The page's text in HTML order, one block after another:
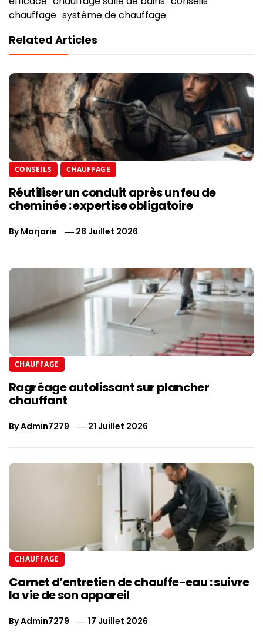
chauffage système de chauffage
Related Articles
CONSEILS CHAUFFAGE
Réutiliser un conduit après un feu de
cheminée : expertise obligatoire
ByMarjorie 28 Juillet 2026
CHAUFFAGE
Ragréage autolissant sur plancher
chauffant
ByAdmin7279 21 Juillet 2026
CHAUFFAGE
Carnet d’entretien de chauffe-eau : suivre
la vie de son appareil
ByAdmin7279 17 Juillet 2026